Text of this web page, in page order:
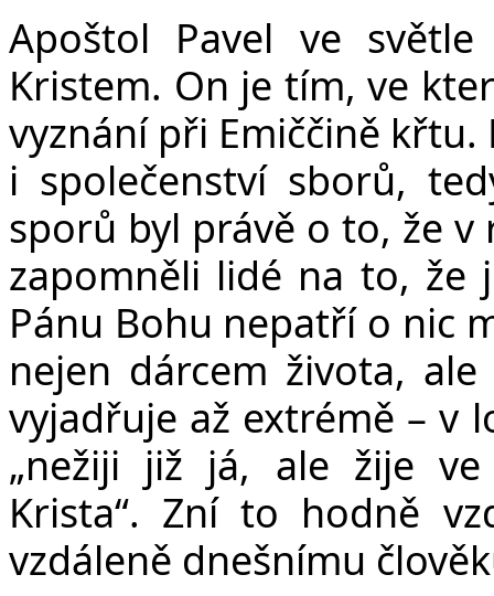
Apoštol Pavel ve
Kristem. On je tím, ve
vyznání při Emiččině
i společenství sborů,
sporů byl právě o to, že
zapomněli lidé na to, že
Pánu Bohu nepatří o nic
nejen dárcem života,
vyjadřuje až extrémě – v
„nežiji již já, ale žije ve
Krista“. Zní to hodně
vzdáleně dnešnímu